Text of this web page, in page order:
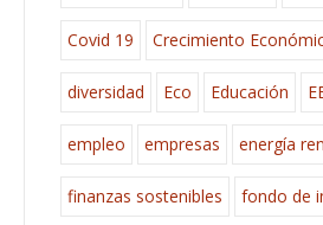
Covid 19 Crecimiento
diversidad Eco Educación
empleo empresas energía
finanzas sostenibles fondo de